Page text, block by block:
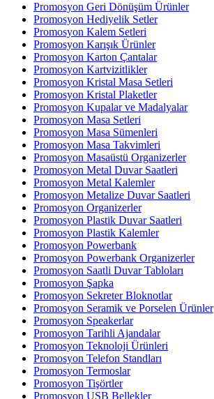
Promosyon Geri Dönüşüm Ürünler
Promosyon Hediyelik Setler
Promosyon Kalem Setleri
Promosyon Karışık Ürünler
Promosyon Karton Çantalar
Promosyon Kartvizitlikler
Promosyon Kristal Masa Setleri
Promosyon Kristal Plaketler
Promosyon Kupalar ve Madalyalar
Promosyon Masa Setleri
Promosyon Masa Sümenleri
Promosyon Masa Takvimleri
Promosyon Masaüstü Organizerler
Promosyon Metal Duvar Saatleri
Promosyon Metal Kalemler
Promosyon Metalize Duvar Saatleri
Promosyon Organizerler
Promosyon Plastik Duvar Saatleri
Promosyon Plastik Kalemler
Promosyon Powerbank
Promosyon Powerbank Organizerler
Promosyon Saatli Duvar Tabloları
Promosyon Şapka
Promosyon Sekreter Bloknotlar
Promosyon Seramik ve Porselen Ürünler
Promosyon Speakerlar
Promosyon Tarihli Ajandalar
Promosyon Teknoloji Ürünleri
Promosyon Telefon Standları
Promosyon Termoslar
Promosyon Tişörtler
Promosyon USB Bellekler